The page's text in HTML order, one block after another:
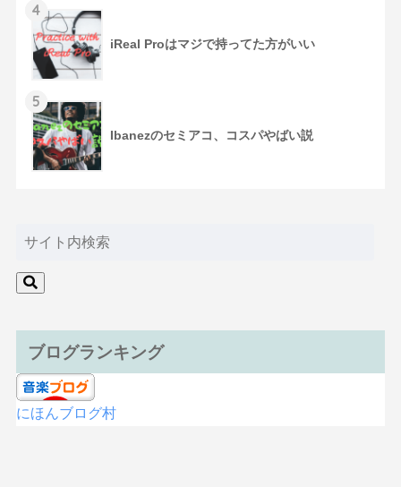
4
iReal Proはマジで持ってた方がいい
5
Ibanezのセミアコ、コスパやばい説
ブログランキング
にほんブログ村